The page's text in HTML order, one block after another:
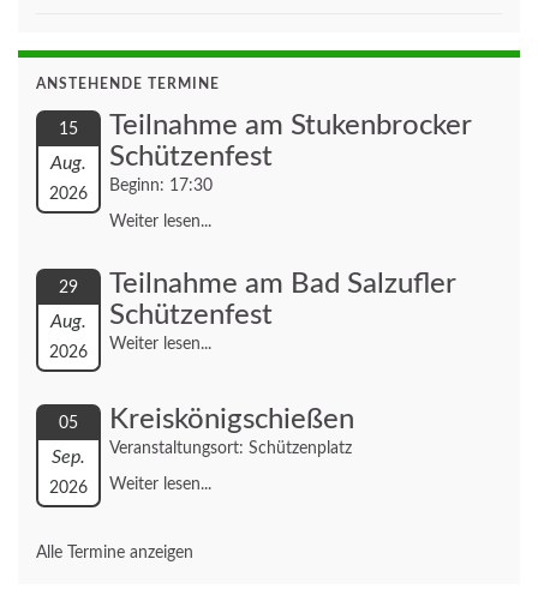
ANSTEHENDE TERMINE
15
Aug.
2026
Teilnahme am Stukenbrocker
Schützenfest
Beginn: 17:30
Weiter lesen...
29
Aug.
2026
Teilnahme am Bad Salzufler
Schützenfest
Weiter lesen...
05
Sep.
2026
Kreiskönigschießen
Veranstaltungsort: Schützenplatz
Weiter lesen...
Alle Termine anzeigen